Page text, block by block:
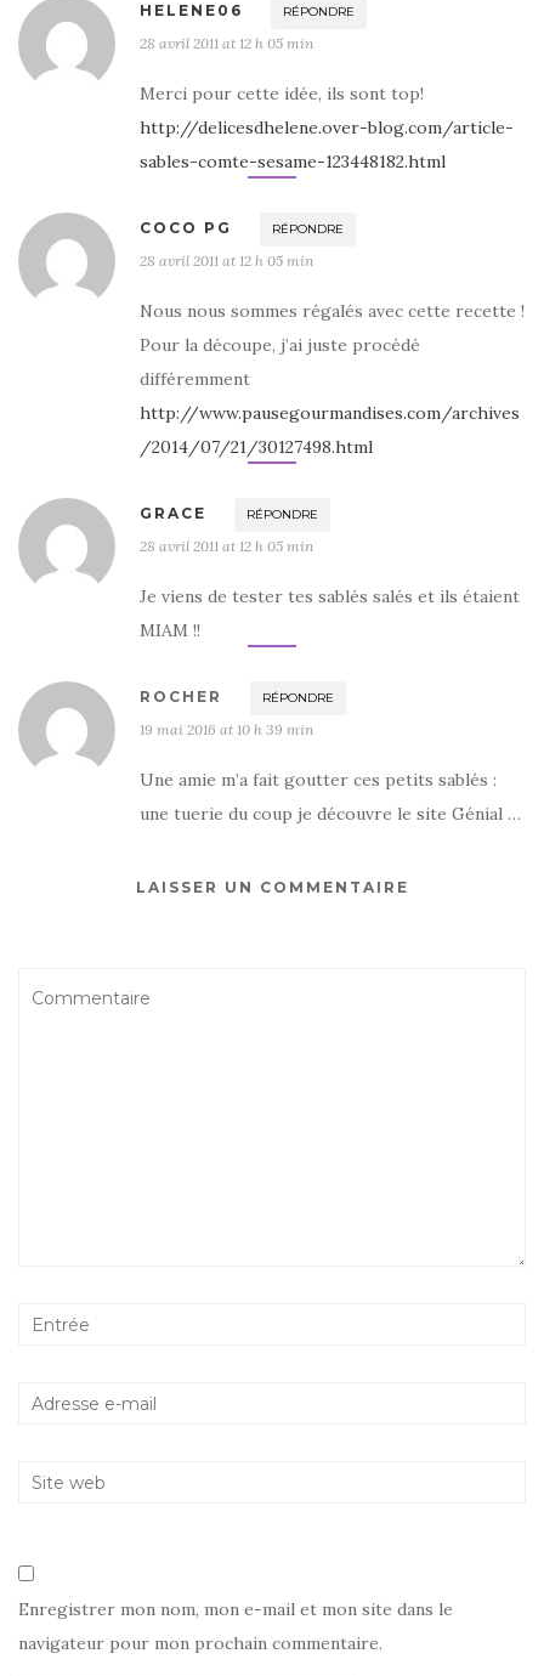
HELENE06 RÉPONDRE
28 avril 2011 at 12 h 05 min
Merci pour cette idée, ils sont top!
http://delicesdhelene.over-blog.com/article-
sables-comte-sesame-123448182.html
COCO PG RÉPONDRE
28 avril 2011 at 12 h 05 min
Nous nous sommes régalés avec cette recette !
Pour la découpe, j’ai juste procédé
différemment
http://www.pausegourmandises.com/archives
/2014/07/21/30127498.html
GRACE RÉPONDRE
28 avril 2011 at 12 h 05 min
Je viens de tester tes sablés salés et ils étaient
MIAM !!
ROCHER RÉPONDRE
19 mai 2016 at 10 h 39 min
Une amie m’a fait goutter ces petits sablés :
une tuerie du coup je découvre le site Génial …
LAISSER UN COMMENTAIRE
Enregistrer mon nom, mon e-mail et mon site dans le
navigateur pour mon prochain commentaire.